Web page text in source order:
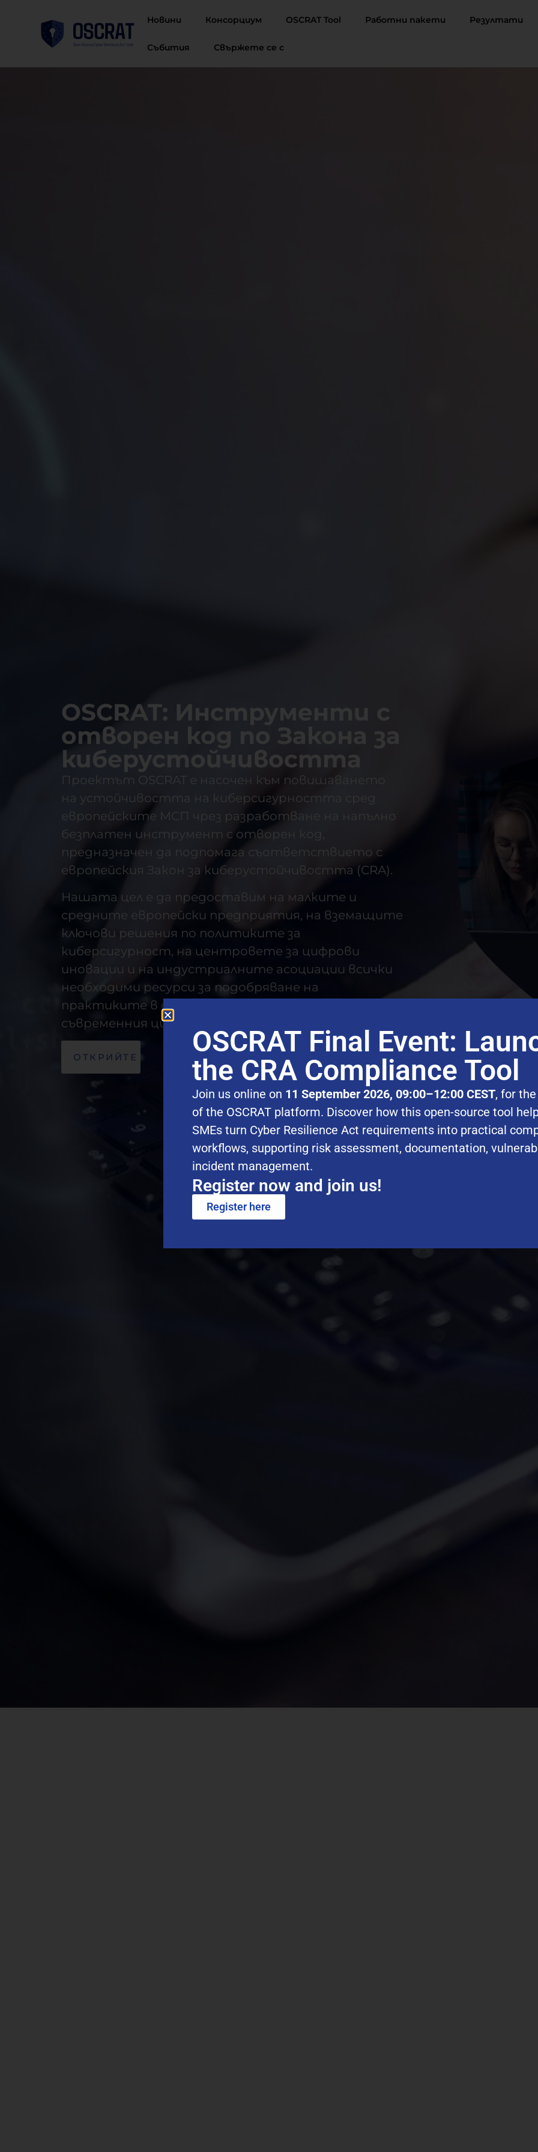
Новини Консорциум OSCRAT Tool Работни пакети Резултати
Събития Свържете се с
OSCRAT: Инструменти с
отворен код по Закона за
киберустойчивостта
Проектът OSCRAT е насочен към повишаването
на устойчивостта на киберсигурността сред
европейските МСП чрез разработване на напълно
безплатен инструмент с отворен код,
предназначен да подпомага съответствието с
европейския Закон за киберустойчивостта (CRA).
Нашата цел е да предоставим на малките и
средните европейски предприятия, на вземащите
ключови решения по политиките за
киберсигурност, на центровете за цифрови
иновации и на индустриалните асоциации всички
необходими ресурси за подобряване на
практиките в областта на киберсигурността в
съвременния цифров пейзаж.
ОТКРИЙТЕ
OSCRAT Final Event:
the CRA Compliance Tool
Join us online on 11 September 2026, 09:00–12:00 CEST, for
of the OSCRAT platform. Discover how this open-source tool
SMEs turn Cyber Resilience Act requirements into practical
workflows, supporting risk assessment, documentation,
incident management.
Register now and join us!
Register here